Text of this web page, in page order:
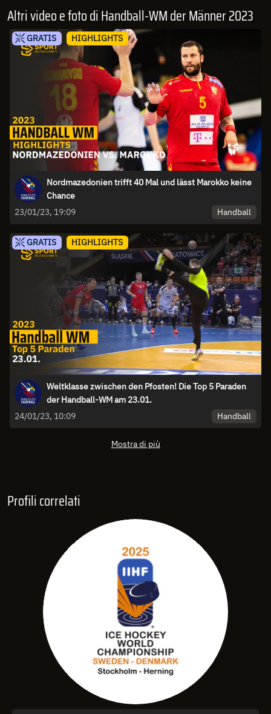
Altri video e foto di Handball-WM der Männer 2023
GRATIS HIGHLIGHTS
Nordmazedonien trifft 40 Mal und lässt Marokko keine
Chance
23/01/23, 19:09
Handball
GRATIS HIGHLIGHTS
Weltklasse zwischen den Pfosten! Die Top 5 Paraden
der Handball-WM am 23.01.
24/01/23, 10:09
Handball
Mostra di più
Profili correlati